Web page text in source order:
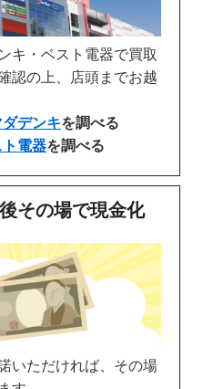
キ・ベスト電器で買取
認の上、店頭までお越
デンキを調べる
電器を調べる
その場で現金化
いただければ、その場